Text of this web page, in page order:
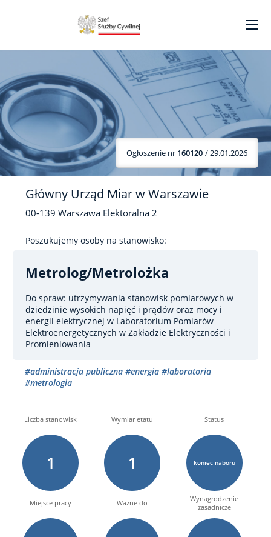
Ogłoszenie nr 160120 / 29.01.2026
Główny Urząd Miar w Warszawie
00-139 Warszawa Elektoralna 2
Poszukujemy osoby na stanowisko:
Metrolog/metrolożka
Do spraw: utrzymywania stanowisk pomiarowych w
dziedzinie wysokich napięć i prądów oraz mocy i
energii elektrycznej w Laboratorium Pomiarów
Elektroenergetycznych w Zakładzie Elektryczności i
Promieniowania
#administracja publiczna #energia #laboratoria
#metrologia
Liczba stanowisk
1
Wymiar etatu
1
Status
koniec naboru
Miejsce pracy Ważne do
Wynagrodzenie
zasadnicze